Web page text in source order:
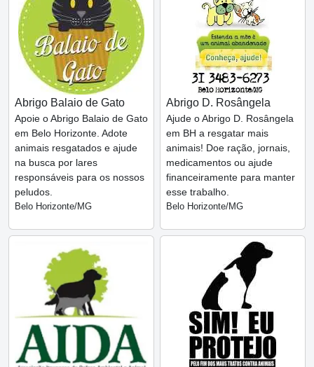
Abrigo Balaio de Gato
Apoie o Abrigo Balaio de Gato
em Belo Horizonte. Adote
animais resgatados e ajude
na busca por lares
responsáveis para os nossos
peludos.
Belo Horizonte/MG
Abrigo D. Rosângela
Ajude o Abrigo D. Rosângela
em BH a resgatar mais
animais! Doe ração, jornais,
medicamentos ou ajude
financeiramente para manter
esse trabalho.
Belo Horizonte/MG